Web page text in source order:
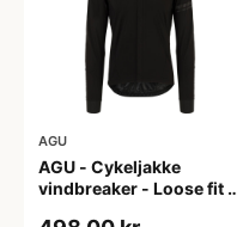
AGU
AGU - Cykeljakke
vindbreaker - Loose fit -